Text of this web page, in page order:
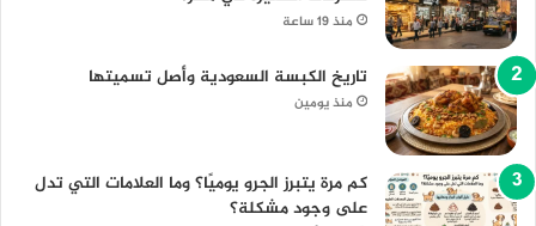
منذ 19 ساعة
تاريخ الكبسة السعودية وأصل تسميتها
منذ يومين
كم مرة يتبرز الجرو يوميًا؟ وما العلامات التي تدل
على وجود مشكلة؟